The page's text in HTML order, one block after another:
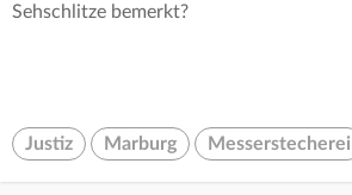
Sehschlitze bemerkt?
Justiz Marburg Messerstecherei